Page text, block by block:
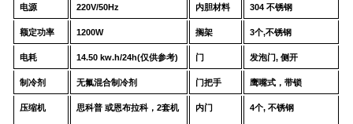
电源 220V/50Hz 内胆材料 304不锈钢
额定功率 1200W 搁架 3个,不锈钢
电耗 14.50kw.h/24h(仅供参考) 门 发泡门,侧开
制冷剂 无氟混合制冷剂 门把手 鹰嘴式，带锁
压缩机 思科普 或恩布拉科，2套机 内门 4个,不锈钢